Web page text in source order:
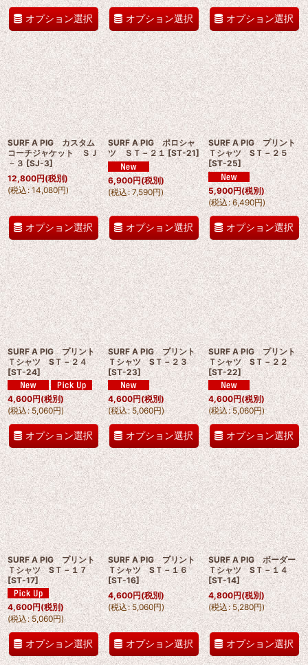
オプション選択 オプション選択 オプション選択
SURF A PIG カスタム
コーチジャケット ＳＪ
－３ [SJ-3]
12,800円(税別)
(税込: 14,080円)
オプション選択
SURF A PIG ポロシャ
ツ ＳＴ－２１ [ST-21]
6,900円(税別)
(税込: 7,590円)
オプション選択
SURF A PIG プリント
Ｔシャツ SＴ－２５
[ST-25]
5,900円(税別)
(税込 : 6,490円)
オプション選択
SURF A PIG プリント
Ｔシャツ SＴ－２４
[ST-24]
4,600円(税別)
(税込: 5,060円)
オプション選択
SURF A PIG プリント
Ｔシャツ SＴ－２３
[ST-23]
4,600円(税別)
(税込: 5,060円)
オプション選択
SURF A PIG プリント
Ｔシャツ SＴ－２２
[ST-22]
4,600円(税別)
(税込: 5,060円)
オプション選択
SURF A PIG プリント
Ｔシャツ SＴ－１７
[ST-17]
4,600円(税別)
(税込: 5,060円)
オプション選択
SURF A PIG プリント
Ｔシャツ SＴ－１６
[ST-16]
4,600円(税別)
(税込: 5,060円)
オプション選択
SURF A PIG ボーダー
Ｔシャツ SＴ－１４
[ST-14]
4,800円(税別)
(税込: 5,280円)
オプション選択